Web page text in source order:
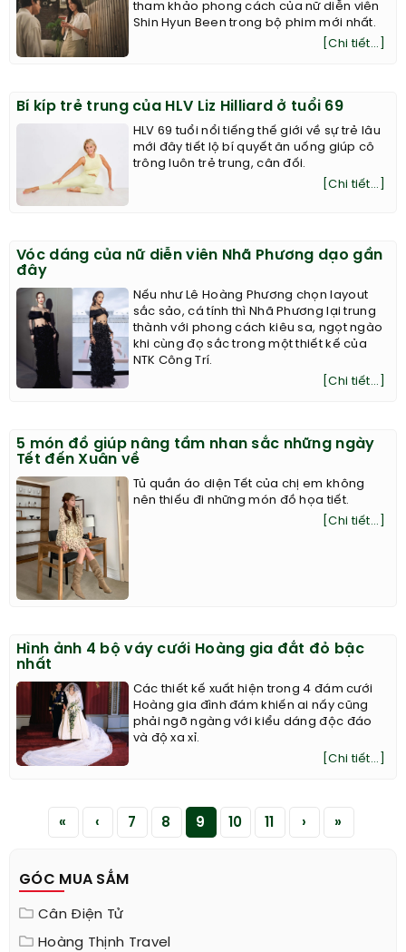
tham khảo phong cách của nữ diễn viên
Shin Hyun Been trong bộ phim mới nhất.
[Chi tiết...]
Bí kíp trẻ trung của HLV Liz Hilliard ở tuổi 69
HLV 69 tuổi nổi tiếng thế giới về sự trẻ lâu
mới đây tiết lộ bí quyết ăn uống giúp cô
trông luôn trẻ trung, cân đối.
[Chi tiết...]
Vóc dáng của nữ diễn viên Nhã Phương dạo gần
đây
Nếu như Lê Hoàng Phương chọn layout
sắc sảo, cá tính thì Nhã Phương lại trung
thành với phong cách kiêu sa, ngọt ngào
khi cùng đọ sắc trong một thiết kế của
NTK Công Trí.
[Chi tiết...]
5 món đồ giúp nâng tầm nhan sắc những ngày
Tết đến Xuân về
Tủ quần áo diện Tết của chị em không
nên thiếu đi những món đồ họa tiết.
[Chi tiết...]
Hình ảnh 4 bộ váy cưới Hoàng gia đắt đỏ bậc
nhất
Các thiết kế xuất hiện trong 4 đám cưới
Hoàng gia đình đám khiến ai nấy cũng
phải ngỡ ngàng với kiểu dáng độc đáo
và độ xa xỉ.
[Chi tiết...]
« ‹ 7 8 9 10 11 › »
GÓC MUA SẮM
Cân Điện Tử
Hoàng Thịnh Travel